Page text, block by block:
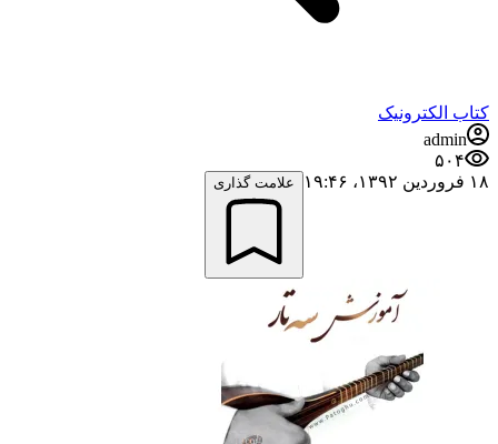
کتاب الکترونیک
admin
۵۰۴
۱۸ فروردین ۱۳۹۲،‏ ۱۹:۴۶
علامت گذاری